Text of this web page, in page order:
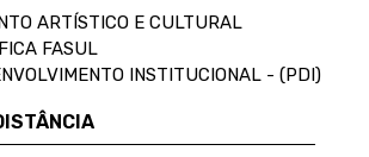
ARTÍSTICO E CULTURAL
FASUL
INSTITUCIONAL - (PDI)